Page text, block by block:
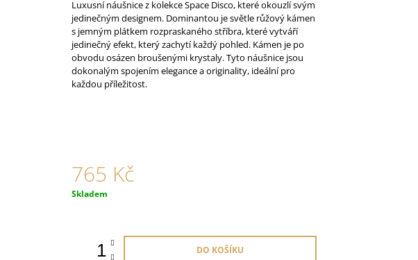
Luxusní náušnice z kolekce Space Disco, které okouzlí svým
jedinečným designem. Dominantou je světle růžový kámen
s jemným plátkem rozpraskaného stříbra, které vytváří
jedinečný efekt, který zachytí každý pohled. Kámen je po
obvodu osázen broušenými krystaly. Tyto náušnice jsou
dokonalým spojením elegance a originality, ideální pro
každou příležitost.
765 Kč
Měrná
Skladem
DO KOŠÍKU
765 Kč
1 125 Kč